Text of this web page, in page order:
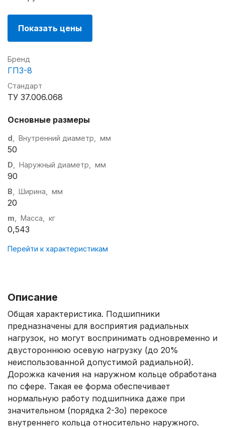
Показать цены
Бренд
ГПЗ-8
Стандарт
ТУ 37.006.068
Основные размеры
d , Внутренний диаметр, мм
50
D , Наружный диаметр, мм
90
B , Ширина, мм
20
m , Масса, кг
0,543
Перейти к характеристикам
Описание
Общая характеристика. Подшипники
предназначены для восприятия радиальных
нагрузок, но могут воспринимать одновременно и
двустороннюю осевую нагрузку (до 20%
неиспользованной допустимой радиальной).
Дорожка качения на наружном кольце обработана
по сфере. Такая ее форма обеспечивает
нормальную работу подшипника даже при
значительном (порядка 2-3о) перекосе
внутреннего кольца относительно наружного.